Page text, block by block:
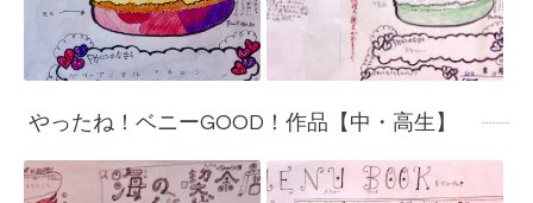
やったね！ベニーGOOD！作品【中・高生】